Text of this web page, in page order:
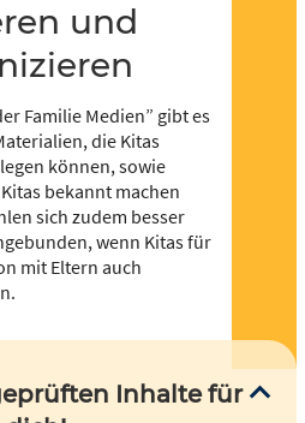
Familie Medien” gibt es
die Kitas
können, sowie
bekannt machen
sich zudem besser
wenn Kitas für
mit Eltern auch
Inhalte für